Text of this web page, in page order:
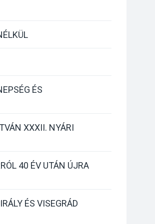
ÉS
XXXII. NYÁRI
40 ÉV UTÁN ÚJRA
ÉS VISEGRÁD